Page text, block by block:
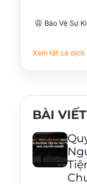
Bảo Vệ Sự
Xem tất cả dịch
BÀI